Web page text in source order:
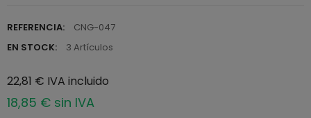
REFERENCIA:
CNG-047
EN STOCK:
3 Artículos
22,81 € IVA incluido
18,85 € sin IVA